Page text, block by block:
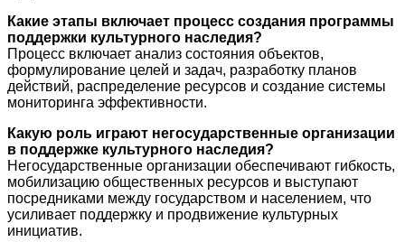
Какие этапы включает процесс создания программы
поддержки культурного наследия?
Процесс включает анализ состояния объектов,
формулирование целей и задач, разработку планов
действий, распределение ресурсов и создание системы
мониторинга эффективности.
Какую роль играют негосударственные организации
в поддержке культурного наследия?
Негосударственные организации обеспечивают гибкость,
мобилизацию общественных ресурсов и выступают
посредниками между государством и населением, что
усиливает поддержку и продвижение культурных
инициатив.